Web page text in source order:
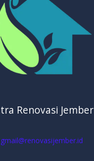
Renovasi Jember
gmail@renovasijember.id